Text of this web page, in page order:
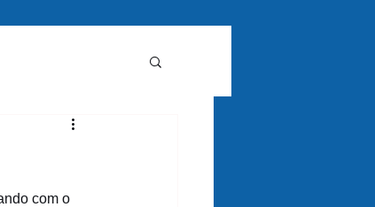
com o